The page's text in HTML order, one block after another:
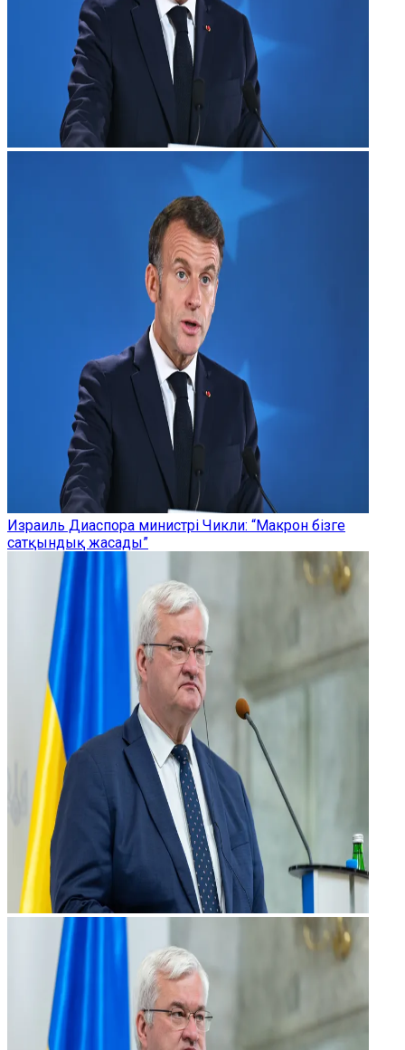
Израиль Диаспора министрі Чикли: “Макрон бізге
сатқындық жасады”